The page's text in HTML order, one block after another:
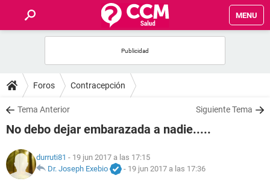
MENU
FOROS
SALUD
NUTRICIÓN
Foros Contracepción
Tema Anterior Siguiente Tema
No debo dejar embarazada a nadie.....
durruti81 - 19 jun 2017 a las 17:15
Dr. Joseph Exebio
- 19 jun 2017 a las 17:36